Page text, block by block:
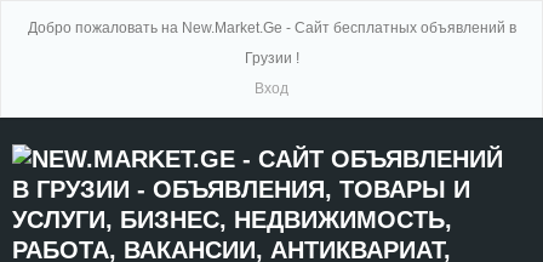
Добро пожаловать на New.Market.Ge - Сайт бесплатных объявлений в
Грузии !
Вход